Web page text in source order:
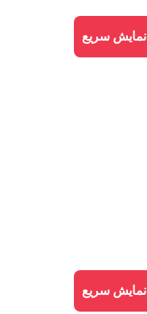
نمایش سریع
نمایش سریع